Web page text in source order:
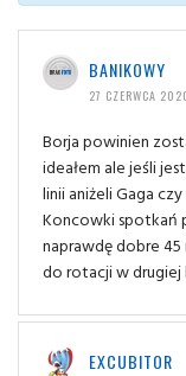
BANIKOWY
27 CZERWCA
Borja powinien
ideałem ale jeśli
linii aniżeli Gaga
Koncowki spotkań
naprawdę dobre
do rotacji w drugiej
EXCUBITOR